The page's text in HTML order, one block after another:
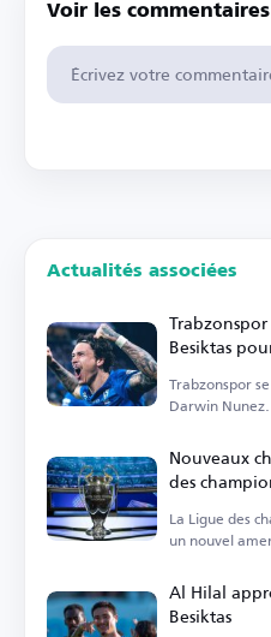
Voir les commentaires
Actualités associées
Besiktas
Trabzonspor
Darwin Nunez.
Nouveaux
des
La Ligue des
un nouvel
Al Hilal
Besiktas